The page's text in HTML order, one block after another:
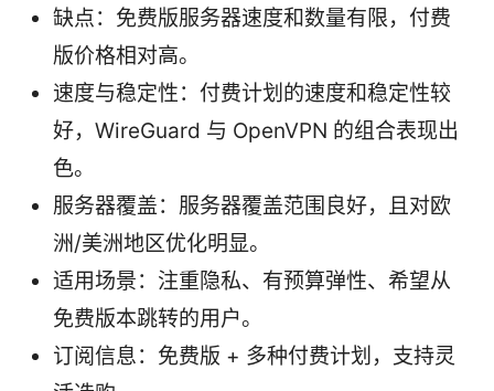
缺点：免费版服务器速度和数量有限，付费
版价格相对高。
速度与稳定性：付费计划的速度和稳定性较
好，WireGuard 与 OpenVPN 的组合表现出
色。
服务器覆盖：服务器覆盖范围良好，且对欧
洲/美洲地区优化明显。
适用场景：注重隐私、有预算弹性、希望从
免费版本跳转的用户。
订阅信息：免费版 + 多种付费计划，支持灵